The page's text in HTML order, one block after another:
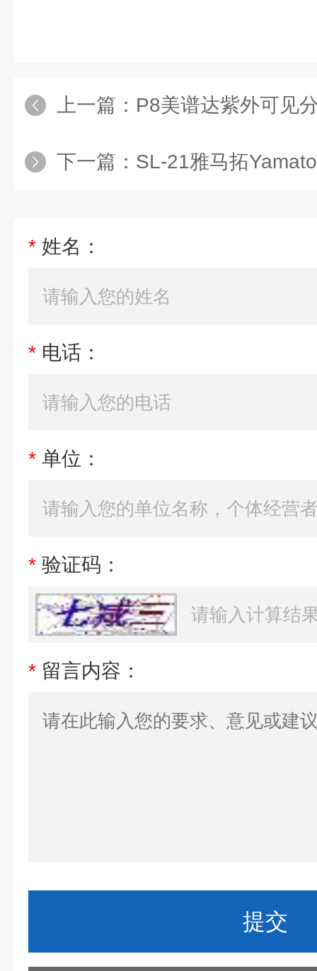
上一篇： P8美谱达紫外可见
下一篇： SL-21雅马拓
* 姓名：
* 电话：
* 单位：
* 验证码：
* 留言内容：